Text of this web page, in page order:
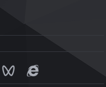
合作伙伴